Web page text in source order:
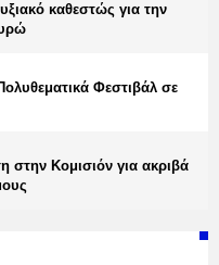
καθεστώς για την
Φεστιβάλ σε
Κομισιόν για ακριβά